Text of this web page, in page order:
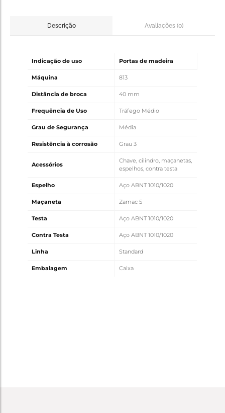
Descrição Avaliações (0)
Indicação de uso Portas de madeira
Máquina 813
Distância de broca 40 mm
Frequência de Uso Tráfego Médio
Grau de Segurança Média
Resistência à corrosão Grau 3
Acessórios
Chave, cilindro, maçanetas,
espelhos, contra testa
Espelho Aço ABNT 1010/1020
Maçaneta Zamac 5
Testa Aço ABNT 1010/1020
Contra Testa Aço ABNT 1010/1020
Linha Standard
Embalagem Caixa